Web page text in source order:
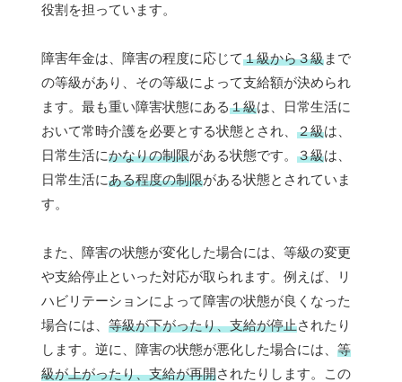
役割を担っています。
障害年金は、障害の程度に応じて１級から３級まで
の等級があり、その等級によって支給額が決められ
ます。最も重い障害状態にある１級は、日常生活に
おいて常時介護を必要とする状態とされ、 ２級は、
日常生活にかなりの制限がある状態です。 ３級は、
日常生活にある程度の制限がある状態とされていま
す。
また、障害の状態が変化した場合には、等級の変更
や支給停止といった対応が取られます。例えば、リ
ハビリテーションによって障害の状態が良くなった
場合には、 等級が下がったり、支給が停止されたり
します。逆に、障害の状態が悪化した場合には、 等
級が上がったり、支給が再開されたりします。この